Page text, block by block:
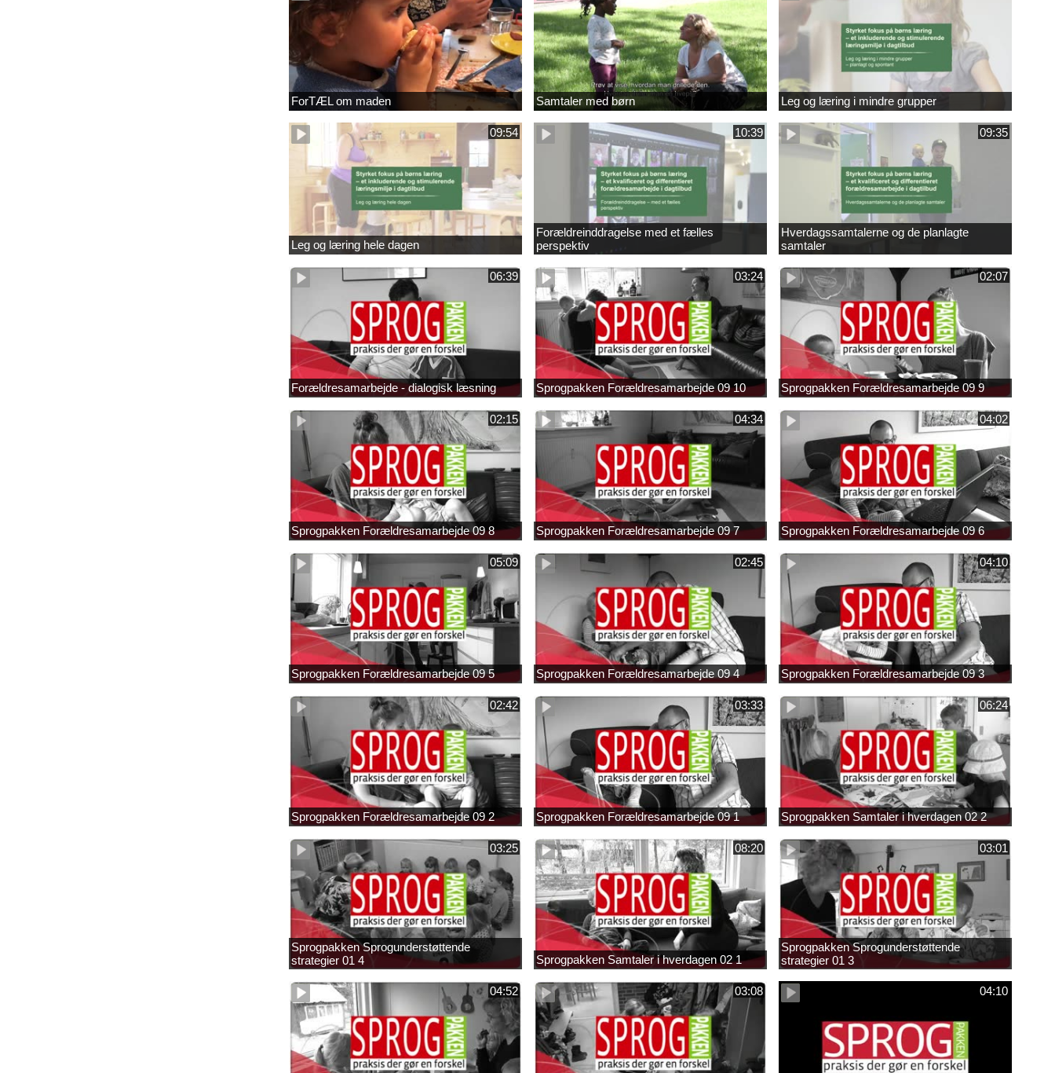
ForTÆL om maden Samtaler med børn Leg og læring i mindre grupper
09:54
Leg og læring hele dagen
10:39
Forældreinddragelse med et fælles
perspektiv
09:35
Hverdagssamtalerne og de planlagte
samtaler
06:39
Forældresamarbejde - dialogisk læsning
03:24
Sprogpakken Forældresamarbejde 09 10
02:07
Sprogpakken Forældresamarbejde 09 9
02:15
Sprogpakken Forældresamarbejde 09 8
04:34
Sprogpakken Forældresamarbejde 09 7
04:02
Sprogpakken Forældresamarbejde 09 6
05:09
Sprogpakken Forældresamarbejde 09 5
02:45
Sprogpakken Forældresamarbejde 09 4
04:10
Sprogpakken Forældresamarbejde 09 3
02:42
Sprogpakken Forældresamarbejde 09 2
03:33
Sprogpakken Forældresamarbejde 09 1
06:24
Sprogpakken Samtaler i hverdagen 02 2
03:25
Sprogpakken Sprogunderstøttende
strategier 01 4
08:20
Sprogpakken Samtaler i hverdagen 02 1
03:01
Sprogpakken Sprogunderstøttende
strategier 01 3
04:52 03:08 04:10